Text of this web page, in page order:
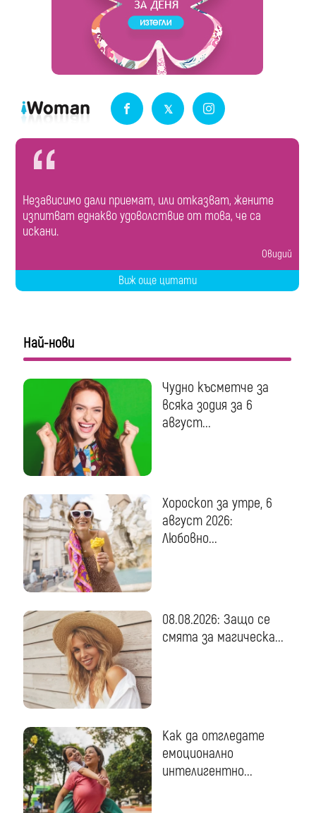
Независимо дали приемат, или отказват, жените
изпитват еднакво удоволствие от това, че са
искани.
Овидий
Виж още цитати
Най-нови
Чудно късметче за
всяка зодия за 6
август...
Хороскоп за утре, 6
август 2026:
Любовно...
08.08.2026: Защо се
смята за магическа...
Как да отгледате
емоционално
интелигентно...